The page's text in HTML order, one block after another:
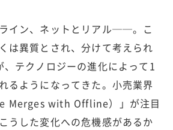
イン、ネットとリアル──。こ
は異質とされ、分けて考えられ
、テクノロジーの進化によって1
るようになってきた。小売業界
Merges with Offline）」が注目
うした変化への危機感があるか